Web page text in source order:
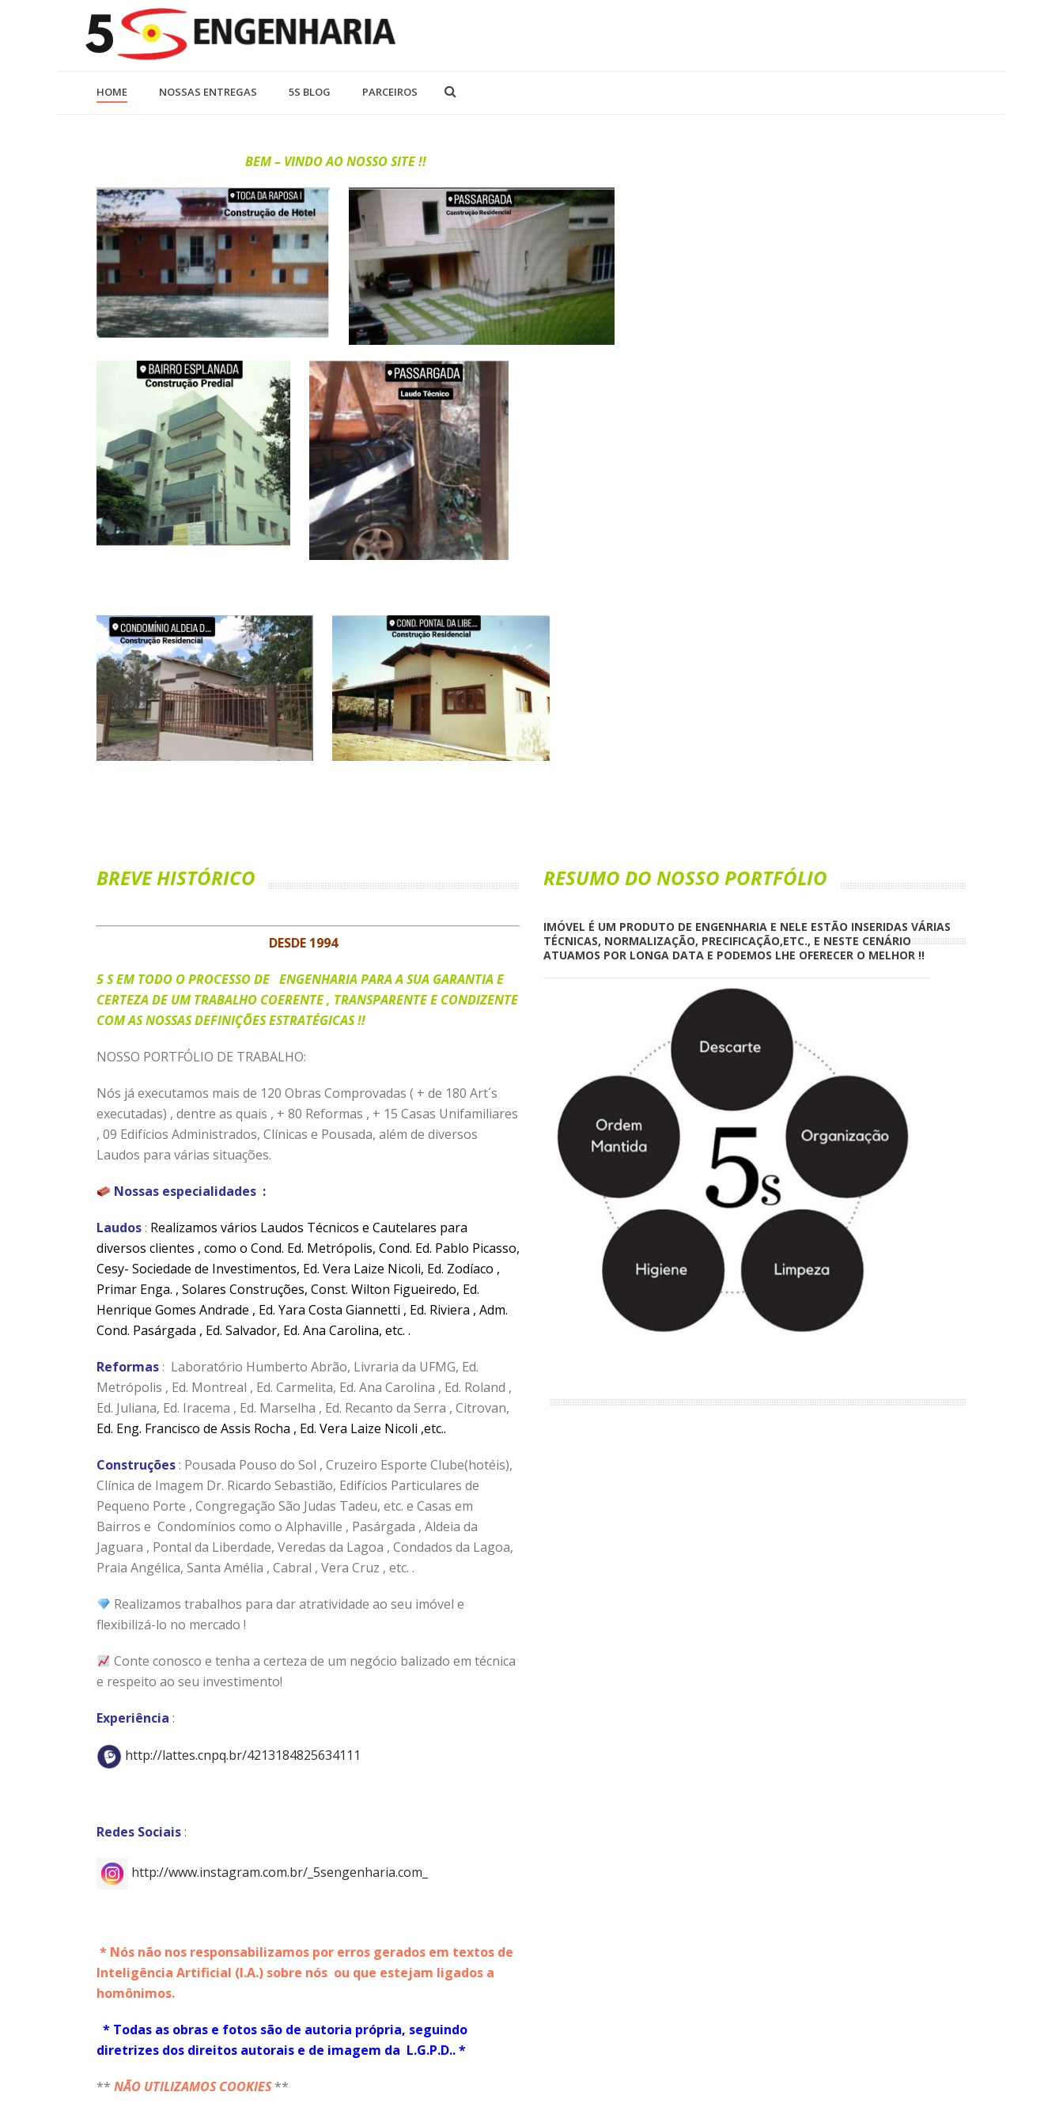
HOME NOSSAS ENTREGAS 5S BLOG PARCEIROS
BEM – VINDO AO NOSSO SITE !!
BREVE HISTÓRICO
DESDE 1994
5 S EM TODO O PROCESSO DE ENGENHARIA PARA A SUA GARANTIA E
CERTEZA DE UM TRABALHO COERENTE , TRANSPARENTE E CONDIZENTE
COM AS NOSSAS DEFINIÇÕES ESTRATÉGICAS !!
NOSSO PORTFÓLIO DE TRABALHO:
Nós já executamos mais de 120 Obras Comprovadas ( + de 180 Art´s
executadas) , dentre as quais , + 80 Reformas , + 15 Casas Unifamiliares
, 09 Edifícios Administrados, Clínicas e Pousada, além de diversos
Laudos para várias situações.
Nossas especialidades :
Laudos: Realizamos vários Laudos Técnicos e Cautelares para
diversos clientes , como o Cond. Ed. Metrópolis, Cond. Ed. Pablo Picasso,
Cesy- Sociedade de Investimentos, Ed. Vera Laize Nicoli, Ed. Zodíaco ,
Primar Enga. , Solares Construções, Const. Wilton Figueiredo, Ed.
Henrique Gomes Andrade , Ed. Yara Costa Giannetti , Ed. Riviera , Adm.
Cond. Pasárgada , Ed. Salvador, Ed. Ana Carolina, etc. .
Reformas: Laboratório Humberto Abrão, Livraria da UFMG, Ed.
Metrópolis , Ed. Montreal , Ed. Carmelita, Ed. Ana Carolina , Ed. Roland ,
Ed. Juliana, Ed. Iracema , Ed. Marselha , Ed. Recanto da Serra , Citrovan,
Ed. Eng. Francisco de Assis Rocha , Ed. Vera Laize Nicoli ,etc..
Construções: Pousada Pouso do Sol , Cruzeiro Esporte Clube(hotéis),
Clínica de Imagem Dr. Ricardo Sebastião, Edifícios Particulares de
Pequeno Porte , Congregação São Judas Tadeu, etc. e Casas em
Bairros e Condomínios como o Alphaville , Pasárgada , Aldeia da
Jaguara , Pontal da Liberdade, Veredas da Lagoa , Condados da Lagoa,
Praia Angélica, Santa Amélia , Cabral , Vera Cruz , etc. .
Realizamos trabalhos para dar atratividade ao seu imóvel e
flexibilizá-lo no mercado !
Conte conosco e tenha a certeza de um negócio balizado em técnica
e respeito ao seu investimento!
Experiência :
http://lattes.cnpq.br/4213184825634111
Redes Sociais:
http://www.instagram.com.br/_5sengenharia.com_
* Nós não nos responsabilizamos por erros gerados em textos de
Inteligência Artificial (I.A.) sobre nós ou que estejam ligados a
homônimos.
* Todas as obras e fotos são de autoria própria, seguindo
diretrizes dos direitos autorais e de imagem da L.G.P.D.. *
** NÃO UTILIZAMOS COOKIES**
RESUMO DO NOSSO PORTFÓLIO
IMÓVEL É UM PRODUTO DE ENGENHARIA E NELE ESTÃO INSERIDAS VÁRIAS
TÉCNICAS, NORMALIZAÇÃO, PRECIFICAÇÃO,ETC., E NESTE CENÁRIO
ATUAMOS POR LONGA DATA E PODEMOS LHE OFERECER O MELHOR !!